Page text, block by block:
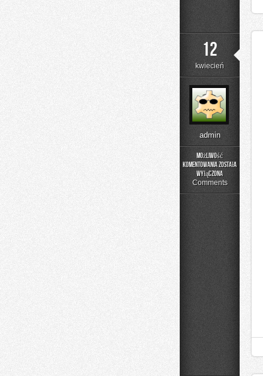
12
kwiecień
admin
Możliwość
komentowania
Historia
Gastronomii
została
wyłączona
Comments